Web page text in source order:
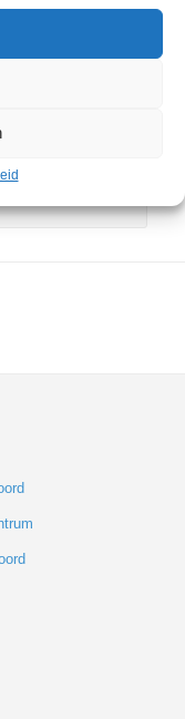
C380
in het
in een
van velen.